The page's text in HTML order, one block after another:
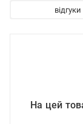
відгуки
На цей